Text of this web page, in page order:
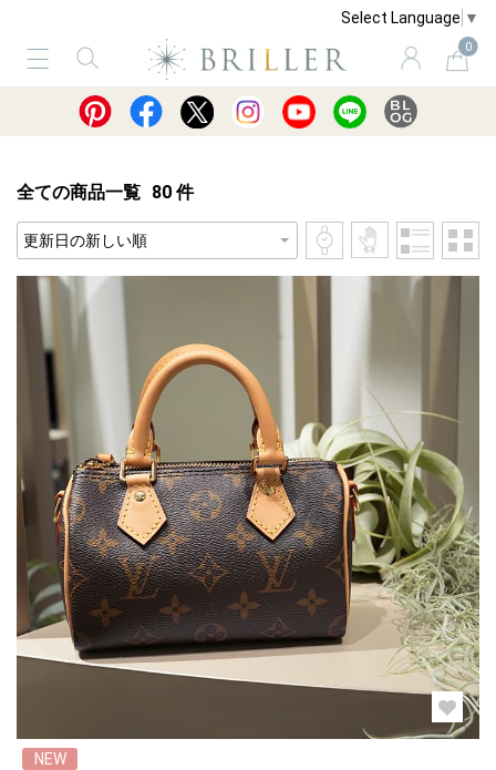
Select Language ▼
0
サービス ショッピングガイド 買取
全ての商品一覧 80 件
NEW